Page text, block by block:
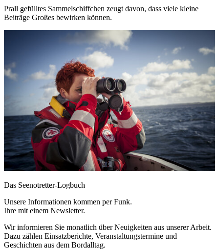
Prall gefülltes Sammelschiffchen zeugt davon, dass viele kleine
Beiträge Großes bewirken können.
Das Seenotretter-Logbuch
Unsere Informationen kommen per Funk.
Ihre mit einem Newsletter.
Wir informieren Sie monatlich über Neuigkeiten aus unserer Arbeit.
Dazu zählen Einsatzberichte, Veranstaltungstermine und
Geschichten aus dem Bordalltag.